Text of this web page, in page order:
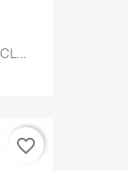
favorite_border